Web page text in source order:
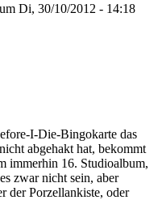
Di, 30/10/2012 - 14:18
I-Die-Bingokarte das
abgehakt hat, bekommt
immerhin 16. Studioalbum,
zwar nicht sein, aber
der Porzellankiste, oder